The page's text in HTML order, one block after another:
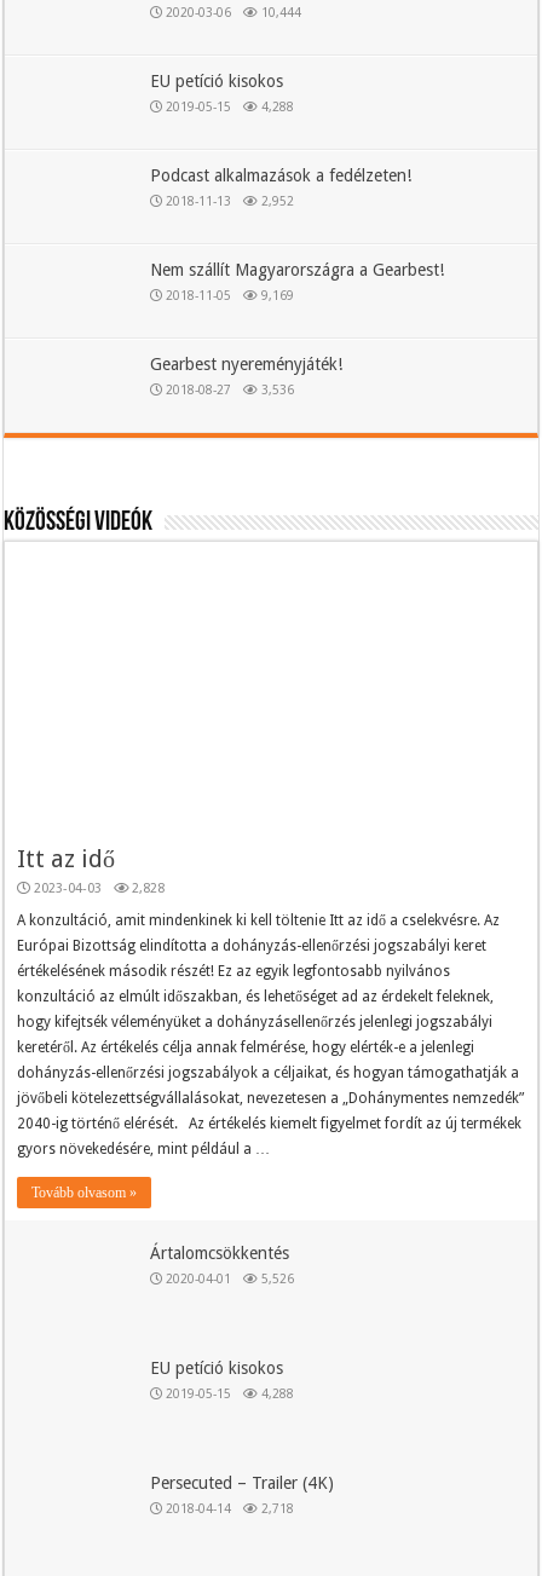
2020-03-06 10,444
EU petíció kisokos
2019-05-15 4,288
Podcast alkalmazások a fedélzeten!
2018-11-13 2,952
Nem szállít Magyarországra a Gearbest!
2018-11-05 9,169
Gearbest nyereményjáték!
2018-08-27 3,536
Közösségi videók
Itt az idő
2023-04-03 2,828
A konzultáció, amit mindenkinek ki kell töltenie Itt az idő a cselekvésre. Az
Európai Bizottság elindította a dohányzás-ellenőrzési jogszabályi keret
értékelésének második részét! Ez az egyik legfontosabb nyilvános
konzultáció az elmúlt időszakban, és lehetőséget ad az érdekelt feleknek,
hogy kifejtsék véleményüket a dohányzásellenőrzés jelenlegi jogszabályi
keretéről. Az értékelés célja annak felmérése, hogy elérték-e a jelenlegi
dohányzás-ellenőrzési jogszabályok a céljaikat, és hogyan támogathatják a
jövőbeli kötelezettségvállalásokat, nevezetesen a „Dohánymentes nemzedék”
2040-ig történő elérését. Az értékelés kiemelt figyelmet fordít az új termékek
gyors növekedésére, mint például a …
Tovább olvasom »
Ártalomcsökkentés
2020-04-01 5,526
EU petíció kisokos
2019-05-15 4,288
Persecuted – Trailer (4K)
2018-04-14 2,718